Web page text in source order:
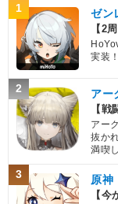
1 ゼン
【2
実装
2 アー
【
アー
抜か
満喫
3 原神
【